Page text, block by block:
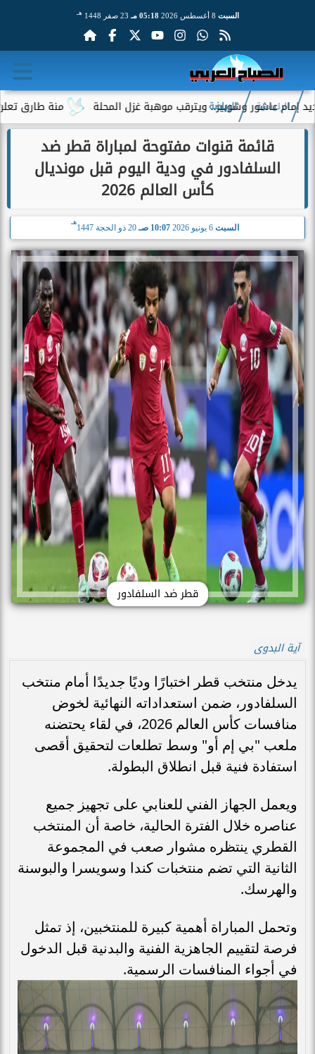
السبت 05:18 مـ 23 صفر 1448 هـ
منة طارق تعلن رحيلها وشوبير.. ويترقب موهبة غزل المحلة
الرئيسية الرياضة
قائمة قنوات مفتوحة لمباراة قطر ضد
السلفادور في ودية اليوم قبل مونديال
كأس العالم 2026
السبت 6 يونيو 2026 10:07 صـ 20 ذو الحجة 1447
هـ
قطر ضد السلفادور
آية البدوى
يدخل منتخب قطر اختبارًا وديًا جديدًا أمام منتخب
السلفادور، ضمن استعداداته النهائية لخوض
منافسات كأس العالم 2026، في لقاء يحتضنه
ملعب "بي إم أو" وسط تطلعات لتحقيق أقصى
استفادة فنية قبل انطلاق البطولة.
ويعمل الجهاز الفني للعنابي على تجهيز جميع
عناصره خلال الفترة الحالية، خاصة أن المنتخب
القطري ينتظره مشوار صعب في المجموعة
الثانية التي تضم منتخبات كندا وسويسرا والبوسنة
والهرسك.
وتحمل المباراة أهمية كبيرة للمنتخبين، إذ تمثل
فرصة لتقييم الجاهزية الفنية والبدنية قبل الدخول
في أجواء المنافسات الرسمية.